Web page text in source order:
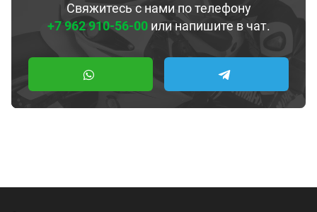
Свяжитесь с нами по телефону
+7 962 910-56-00или напишите в чат.